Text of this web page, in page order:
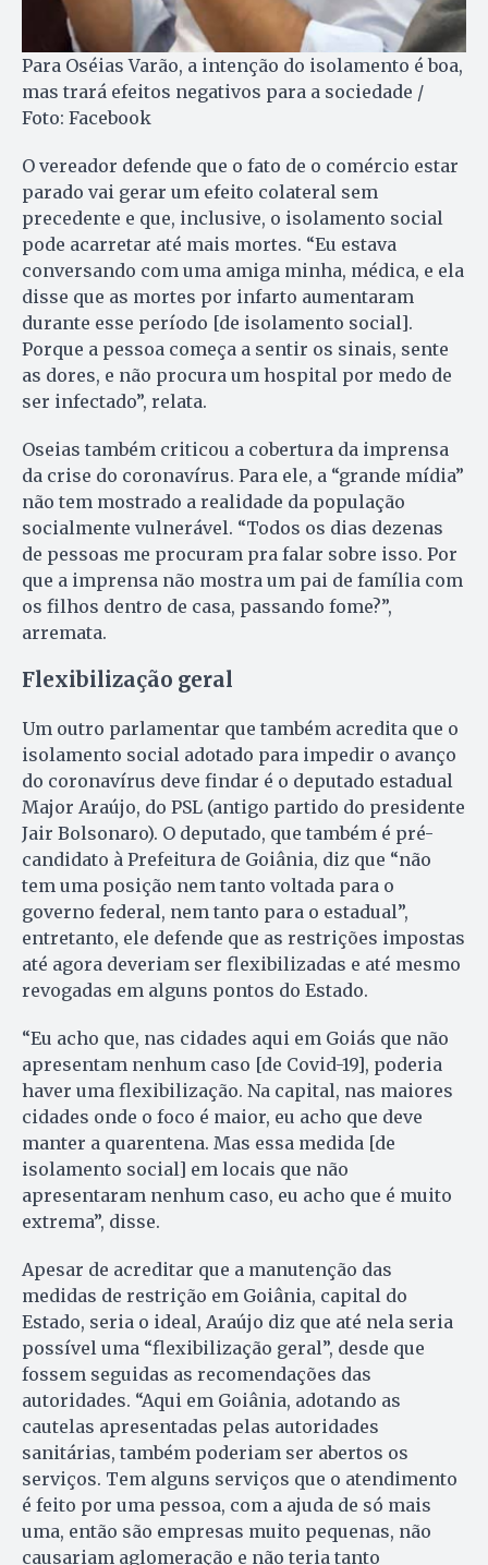
Para Oséias Varão, a intenção do isolamento é boa,
mas trará efeitos negativos para a sociedade /
Foto: Facebook
O vereador defende que o fato de o comércio estar
parado vai gerar um efeito colateral sem
precedente e que, inclusive, o isolamento social
pode acarretar até mais mortes. “Eu estava
conversando com uma amiga minha, médica, e ela
disse que as mortes por infarto aumentaram
durante esse período [de isolamento social].
Porque a pessoa começa a sentir os sinais, sente
as dores, e não procura um hospital por medo de
ser infectado”, relata.
Oseias também criticou a cobertura da imprensa
da crise do coronavírus. Para ele, a “grande mídia”
não tem mostrado a realidade da população
socialmente vulnerável. “Todos os dias dezenas
de pessoas me procuram pra falar sobre isso. Por
que a imprensa não mostra um pai de família com
os filhos dentro de casa, passando fome?”,
arremata.
Flexibilização geral
Um outro parlamentar que também acredita que o
isolamento social adotado para impedir o avanço
do coronavírus deve findar é o deputado estadual
Major Araújo, do PSL (antigo partido do presidente
Jair Bolsonaro). O deputado, que também é pré-
candidato à Prefeitura de Goiânia, diz que “não
tem uma posição nem tanto voltada para o
governo federal, nem tanto para o estadual”,
entretanto, ele defende que as restrições impostas
até agora deveriam ser flexibilizadas e até mesmo
revogadas em alguns pontos do Estado.
“Eu acho que, nas cidades aqui em Goiás que não
apresentam nenhum caso [de Covid-19], poderia
haver uma flexibilização. Na capital, nas maiores
cidades onde o foco é maior, eu acho que deve
manter a quarentena. Mas essa medida [de
isolamento social] em locais que não
apresentaram nenhum caso, eu acho que é muito
extrema”, disse.
Apesar de acreditar que a manutenção das
medidas de restrição em Goiânia, capital do
Estado, seria o ideal, Araújo diz que até nela seria
possível uma “flexibilização geral”, desde que
fossem seguidas as recomendações das
autoridades. “Aqui em Goiânia, adotando as
cautelas apresentadas pelas autoridades
sanitárias, também poderiam ser abertos os
serviços. Tem alguns serviços que o atendimento
é feito por uma pessoa, com a ajuda de só mais
uma, então são empresas muito pequenas, não
causariam aglomeração e não teria tanto